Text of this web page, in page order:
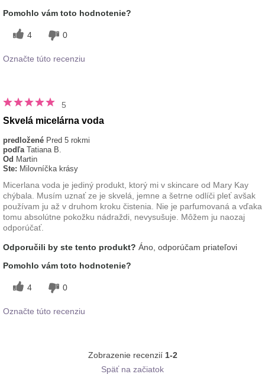
Pomohlo vám toto hodnotenie?
4 0
Označte túto recenziu
5
Skvelá micelárna voda
predložené Pred 5 rokmi
podľa Tatiana B.
Od Martin
Ste: Milovníčka krásy
Micerlana voda je jediný produkt, ktorý mi v skincare od Mary Kay
chýbala. Musím uznať ze je skvelá, jemne a šetrne odlíči pleť avšak
používam ju až v druhom kroku čistenia. Nie je parfumovaná a vďaka
tomu absolútne pokožku nádraždi, nevysušuje. Môžem ju naozaj
odporúčať.
Odporučili by ste tento produkt? Áno, odporúčam priateľovi
Pomohlo vám toto hodnotenie?
4 0
Označte túto recenziu
Zobrazenie recenzií 1-2
Späť na začiatok